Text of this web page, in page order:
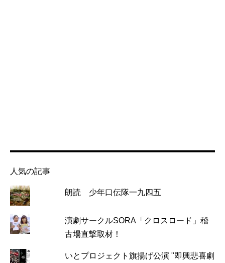
人気の記事
朗読 少年口伝隊一九四五
演劇サークルSORA「クロスロード」稽
古場直撃取材！
いとプロジェクト旗揚げ公演 "即興悲喜劇